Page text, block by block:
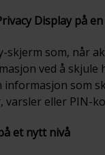
Display på
skjerm som, når
ved å skjule
informasjon som
varsler eller PIN-
et nytt nivå